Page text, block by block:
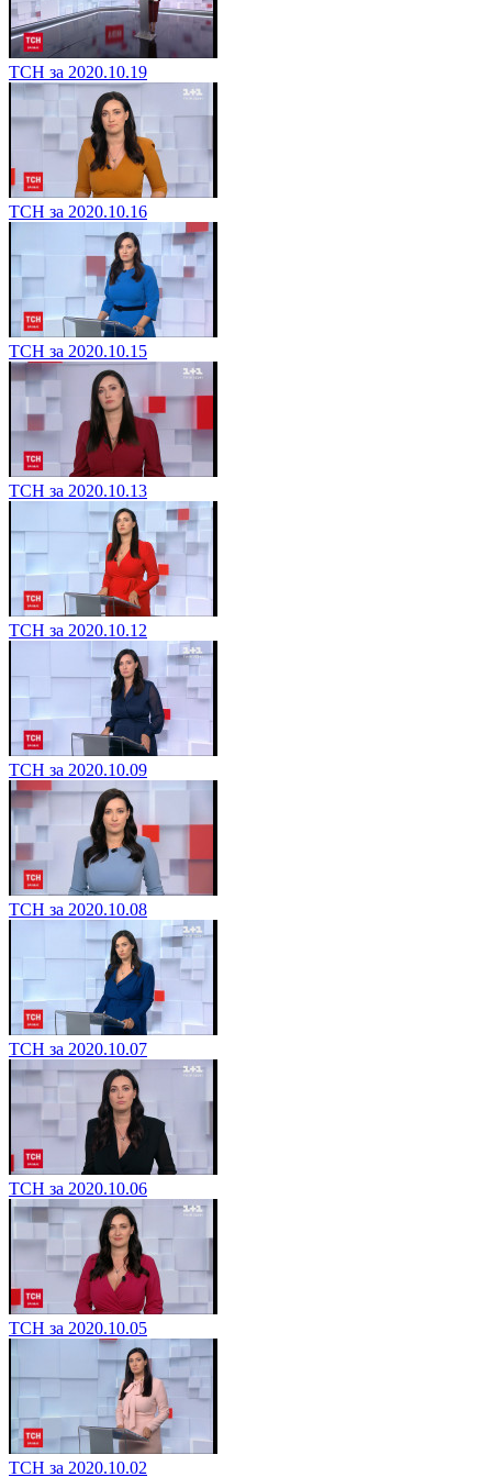
ТСН за 2020.10.19
ТСН за 2020.10.16
ТСН за 2020.10.15
ТСН за 2020.10.13
ТСН за 2020.10.12
ТСН за 2020.10.09
ТСН за 2020.10.08
ТСН за 2020.10.07
ТСН за 2020.10.06
ТСН за 2020.10.05
ТСН за 2020.10.02